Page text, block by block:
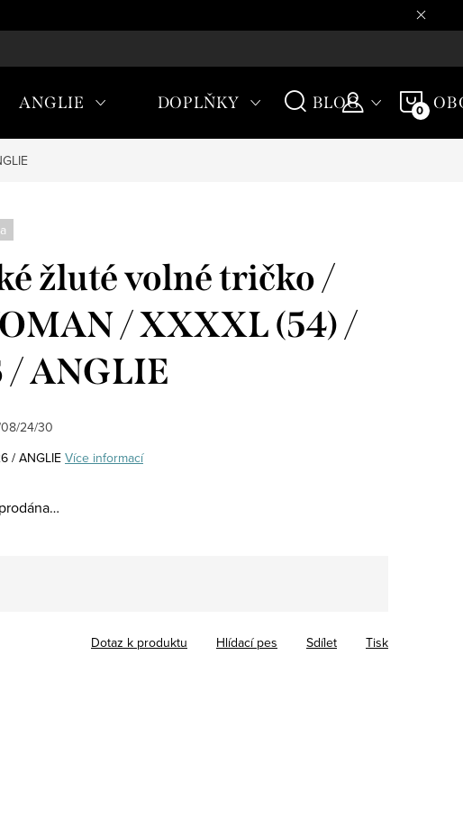
ANGLIE DOPLŇKY BLOG
žluté volné tričko /
/ XXXXL (54) /
/ ANGLIE
24/30
/ ANGLIE Více informací
Tisk
Dotaz k produktu Hlídací pes Sdílet